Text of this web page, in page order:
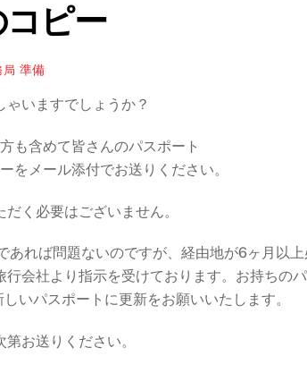
ピー
局 準備
いますでしょうか？
も含めて皆さんのパスポート
をメール添付でお送りください。
く必要はございません。
あれば問題ないのですが、経由地が6ヶ月以
会社より指示を受けております。お持ちの
いパスポートに更新をお願いいたします。
お送りください。